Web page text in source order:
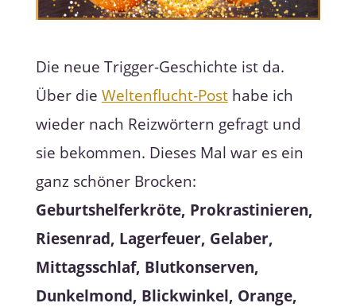
Die neue Trigger-Geschichte ist da.
Über die Weltenflucht-Posthabe ich
wieder nach Reizwörtern gefragt und
sie bekommen. Dieses Mal war es ein
ganz schöner Brocken:
Geburtshelferkröte, Prokrastinieren,
Riesenrad, Lagerfeuer, Gelaber,
Mittagsschlaf, Blutkonserven,
Dunkelmond, Blickwinkel, Orange,